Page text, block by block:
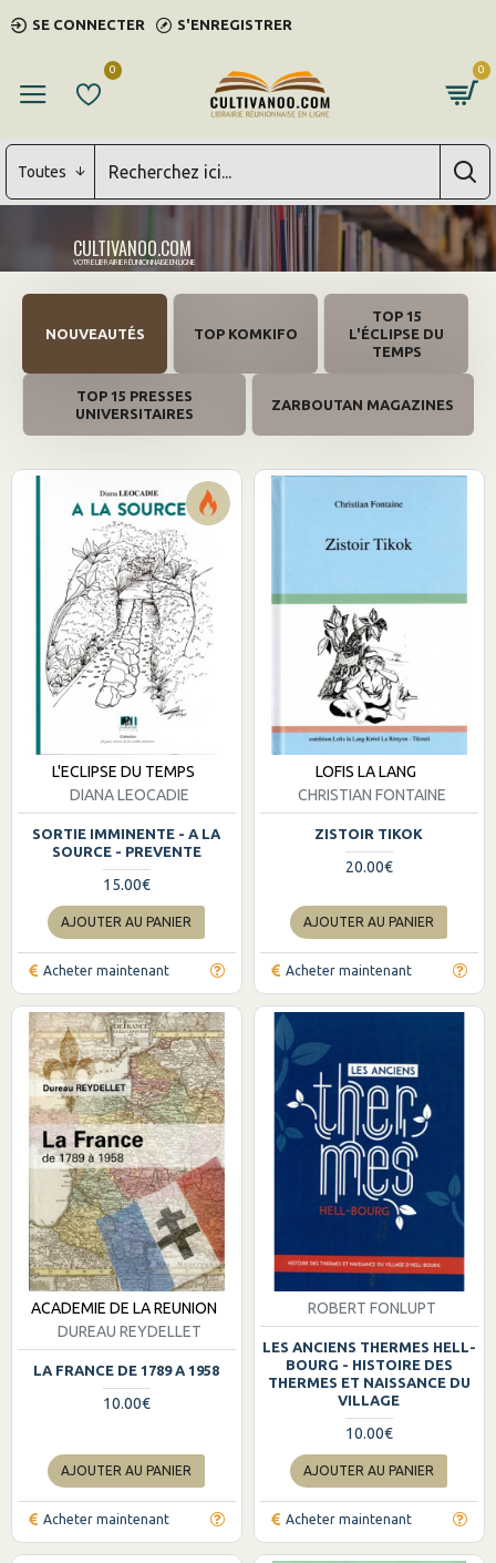
cultivanoo.com
SE CONNECTER S'ENREGISTRER
0 0
Toutes
CULTIVANOO.COM
VOTRE LIBRAIRIE RÉUNIONNAISE EN LIGNE
NOUVEAUTÉS TOP KOMKIFO
TOP 15
L'ÉCLIPSE DU
TEMPS
TOP 15 PRESSES
UNIVERSITAIRES
ZARBOUTAN MAGAZINES
L'ECLIPSE DU TEMPS
DIANA LEOCADIE
SORTIE IMMINENTE - A LA
SOURCE - PREVENTE
15.00€
AJOUTER AU PANIER
Acheter maintenant
LOFIS LA LANG
CHRISTIAN FONTAINE
ZISTOIR TIKOK
20.00€
AJOUTER AU PANIER
Acheter maintenant
ACADEMIE DE LA REUNION
DUREAU REYDELLET
LA FRANCE DE 1789 A 1958
10.00€
AJOUTER AU PANIER
Acheter maintenant
ROBERT FONLUPT
LES ANCIENS THERMES HELL-
BOURG - HISTOIRE DES
THERMES ET NAISSANCE DU
VILLAGE
10.00€
AJOUTER AU PANIER
Acheter maintenant